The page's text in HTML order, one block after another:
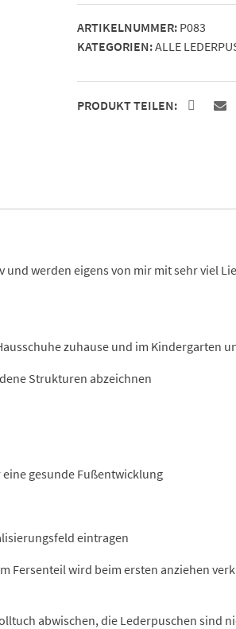
Menge
ARTIKELNUMMER: P083
KATEGORIEN:ALLE
PRODUKT TEILEN:
werden eigens von mir mit sehr viel
zuhause und im Kindergarten
Strukturen abzeichnen
gesunde Fußentwicklung
eintragen
Fersenteil wird beim ersten anziehen
abwischen, die Lederpuschen sind